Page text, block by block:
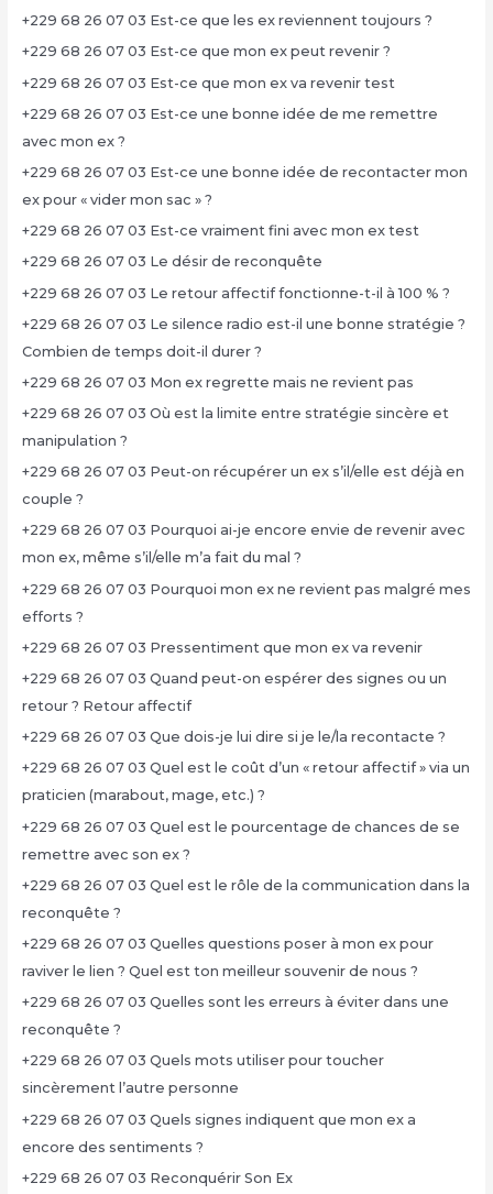
+229 68 26 07 03 Est-ce que les ex reviennent toujours ?
+229 68 26 07 03 Est-ce que mon ex peut revenir ?
+229 68 26 07 03 Est-ce que mon ex va revenir test
+229 68 26 07 03 Est-ce une bonne idée de me remettre
avec mon ex ?
+229 68 26 07 03 Est-ce une bonne idée de recontacter mon
ex pour « vider mon sac » ?
+229 68 26 07 03 Est-ce vraiment fini avec mon ex test
+229 68 26 07 03 Le désir de reconquête
+229 68 26 07 03 Le retour affectif fonctionne-t-il à 100 % ?
+229 68 26 07 03 Le silence radio est-il une bonne stratégie ?
Combien de temps doit-il durer ?
+229 68 26 07 03 Mon ex regrette mais ne revient pas
+229 68 26 07 03 Où est la limite entre stratégie sincère et
manipulation ?
+229 68 26 07 03 Peut-on récupérer un ex s’il/elle est déjà en
couple ?
+229 68 26 07 03 Pourquoi ai-je encore envie de revenir avec
mon ex, même s’il/elle m’a fait du mal ?
+229 68 26 07 03 Pourquoi mon ex ne revient pas malgré mes
efforts ?
+229 68 26 07 03 Pressentiment que mon ex va revenir
+229 68 26 07 03 Quand peut-on espérer des signes ou un
retour ? Retour affectif
+229 68 26 07 03 Que dois-je lui dire si je le/la recontacte ?
+229 68 26 07 03 Quel est le coût d’un « retour affectif » via un
praticien (marabout, mage, etc.) ?
+229 68 26 07 03 Quel est le pourcentage de chances de se
remettre avec son ex ?
+229 68 26 07 03 Quel est le rôle de la communication dans la
reconquête ?
+229 68 26 07 03 Quelles questions poser à mon ex pour
raviver le lien ? Quel est ton meilleur souvenir de nous ?
+229 68 26 07 03 Quelles sont les erreurs à éviter dans une
reconquête ?
+229 68 26 07 03 Quels mots utiliser pour toucher
sincèrement l’autre personne
+229 68 26 07 03 Quels signes indiquent que mon ex a
encore des sentiments ?
+229 68 26 07 03 Reconquérir Son Ex